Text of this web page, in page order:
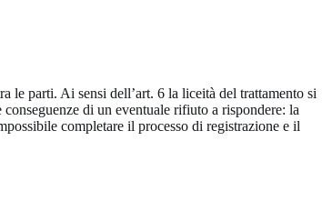
le parti. Ai sensi dell’art. 6 la liceità del trattamento si
di un eventuale rifiuto a rispondere: la
completare il processo di registrazione e il